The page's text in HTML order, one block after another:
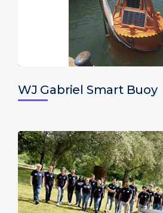
WJ Gabriel Smart Buoy